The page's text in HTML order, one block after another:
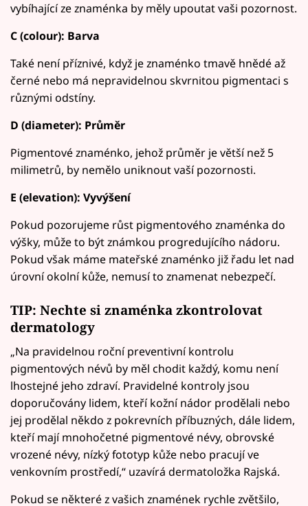
vybíhající ze znaménka by měly upoutat vaši pozornost.
C (colour): Barva
Také není příznivé, když je znaménko tmavě hnědé až
černé nebo má nepravidelnou skvrnitou pigmentaci s
různými odstíny.
D (diameter): Průměr
Pigmentové znaménko, jehož průměr je větší než 5
milimetrů, by nemělo uniknout vaší pozornosti.
E (elevation): Vyvýšení
Pokud pozorujeme růst pigmentového znaménka do
výšky, může to být známkou progredujícího nádoru.
Pokud však máme mateřské znaménko již řadu let nad
úrovní okolní kůže, nemusí to znamenat nebezpečí.
TIP: Nechte si znaménka zkontrolovat
dermatology
„Na pravidelnou roční preventivní kontrolu
pigmentových névů by měl chodit každý, komu není
lhostejné jeho zdraví. Pravidelné kontroly jsou
doporučovány lidem, kteří kožní nádor prodělali nebo
jej prodělal někdo z pokrevních příbuzných, dále lidem,
kteří mají mnohočetné pigmentové névy, obrovské
vrozené névy, nízký fototyp kůže nebo pracují ve
venkovním prostředí,“ uzavírá dermatoložka Rajská.
Pokud se některé z vašich znamének rychle zvětšilo,